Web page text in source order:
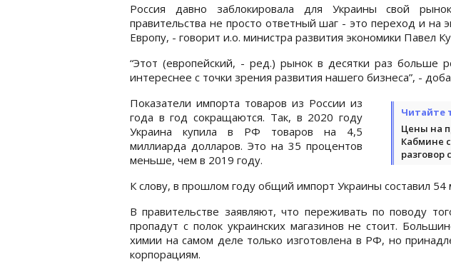
Россия давно заблокировала для Украины свой
правительства не просто ответный шаг - это переход и на
Европу, - говорит и.о. министра развития экономики Павел
“Этот (европейский, - ред.) рынок в десятки раз больше
интереснее с точки зрения развития нашего бизнеса”, -
Читайте
Цены на
Кабмине
разговор
Показатели импорта товаров из России из
года в год сокращаются. Так, в 2020 году
Украина купила в РФ товаров на 4,5
миллиарда долларов. Это на 35 процентов
меньше, чем в 2019 году.
К слову, в прошлом году общий импорт Украины составил 54
В правительстве заявляют, что переживать по поводу
пропадут с полок украинских магазинов не стоит.
химии на самом деле только изготовлена в РФ, но
корпорациям.